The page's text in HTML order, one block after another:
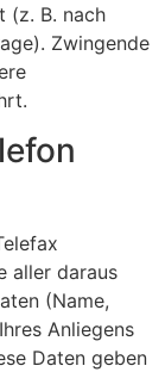
(z. B. nach
Zwingende
aller daraus
(Name,
Anliegens
Daten geben